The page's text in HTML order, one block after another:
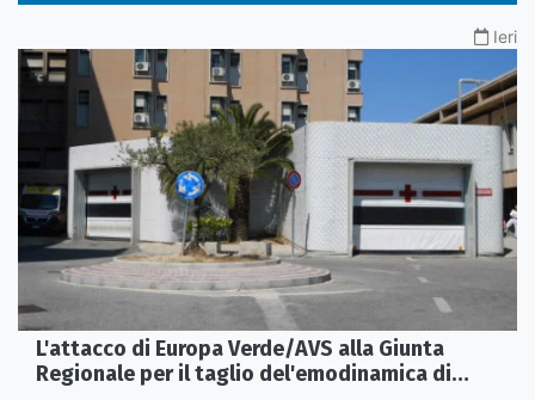
Ieri
L'attacco di Europa Verde/AVS alla Giunta
Regionale per il taglio del'emodinamica di